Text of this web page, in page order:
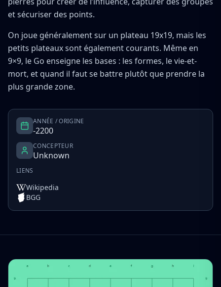
et sécuriser des points.
On joue généralement sur un plateau 19x19, mais les
petits plateaux sont également courants. Même en
9×9, le Go enseigne les bases : les formes, le vie-et-
mort, et quand il faut se battre plutôt que prendre la
plus grande zone.
ANNÉE / ORIGINE
-2200
CONCEPTEUR
Unknown
LIENS
Wikipedia
BGG